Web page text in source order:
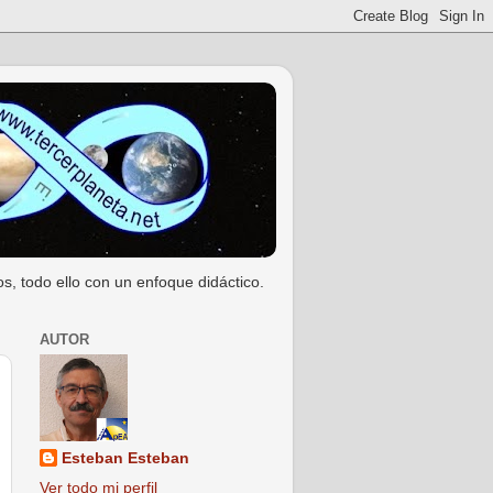
todo ello con un enfoque didáctico.
AUTOR
Esteban Esteban
Ver todo mi perfil